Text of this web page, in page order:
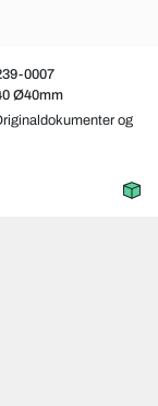
0007
Ø40mm
og